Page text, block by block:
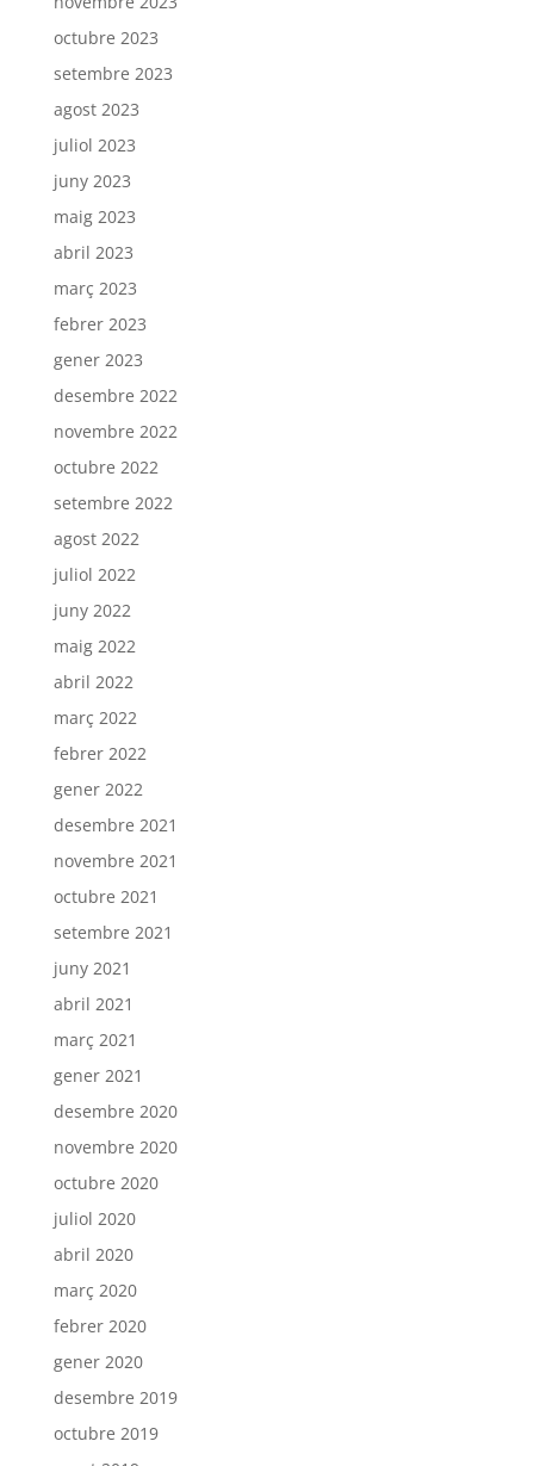
octubre 2023
setembre 2023
agost 2023
juliol 2023
juny 2023
maig 2023
abril 2023
març 2023
febrer 2023
gener 2023
desembre 2022
novembre 2022
octubre 2022
setembre 2022
agost 2022
juliol 2022
juny 2022
maig 2022
abril 2022
març 2022
febrer 2022
gener 2022
desembre 2021
novembre 2021
octubre 2021
setembre 2021
juny 2021
abril 2021
març 2021
gener 2021
desembre 2020
novembre 2020
octubre 2020
juliol 2020
abril 2020
març 2020
febrer 2020
gener 2020
desembre 2019
octubre 2019